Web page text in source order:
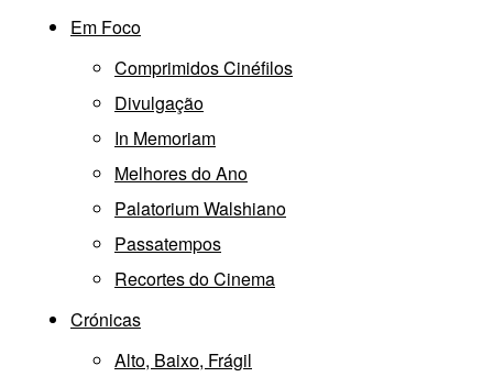
Em Foco
Comprimidos Cinéfilos
Divulgação
In Memoriam
Melhores do Ano
Palatorium Walshiano
Passatempos
Recortes do Cinema
Crónicas
Alto, Baixo, Frágil